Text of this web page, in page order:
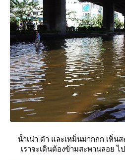
น้ำเน่า ดำ และเหม็นมากกก เห็น
เราจะเดินต้องข้ามสะพานลอย ไ